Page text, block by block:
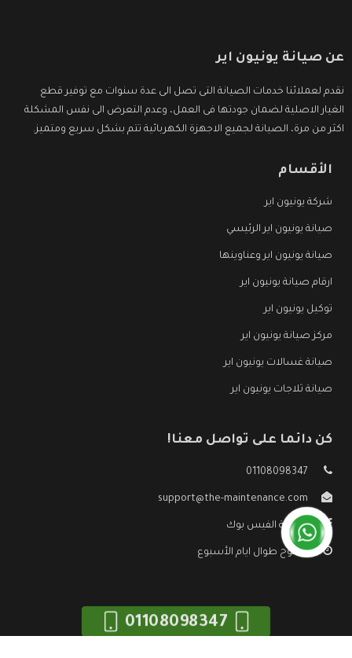
عن صيانة يونيون اير
نقدم لعملائنا خدمات الصيانة التى تصل الى عدة سنوات مع توفير قطع
الغيار الاصلية لضمان جودتها فى العمل، وعدم التعرض الى نفس المشكلة
اكثر من مرة، الصيانة لجميع الاجهزة الكهربائية تتم بشكل سريع ومتميز.
الأقسام
شركة يونيون اير
صيانة يونيون اير الرئيسي
صيانة يونيون اير وعناوينها
ارقام صيانة يونيون اير
توكيل يونيون اير
مركز صيانة يونيون اير
صيانة غسالات يونيون اير
صيانة ثلاجات يونيون اير
كن دائما على تواصل معنا!
01108098347
support@the-maintenance.com
صفحة الفيس بوك
مفتوح طوال ايام الأسبوع
01108098347